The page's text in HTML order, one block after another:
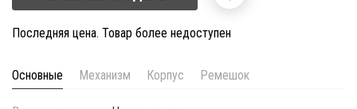
Последняя цена. Товар более недоступен
Основные Механизм Корпус Ремешок